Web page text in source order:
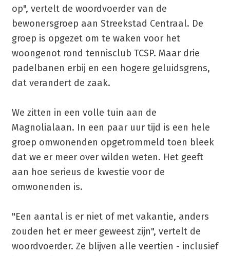
op", vertelt de woordvoerder van de
bewonersgroep aan Streekstad Centraal. De
groep is opgezet om te waken voor het
woongenot rond tennisclub TCSP. Maar drie
padelbanen erbij en een hogere geluidsgrens,
dat verandert de zaak.
We zitten in een volle tuin aan de
Magnolialaan. In een paar uur tijd is een hele
groep omwonenden opgetrommeld toen bleek
dat we er meer over wilden weten. Het geeft
aan hoe serieus de kwestie voor de
omwonenden is.
"Een aantal is er niet of met vakantie, anders
zouden het er meer geweest zijn", vertelt de
woordvoerder. Ze blijven alle veertien - inclusief